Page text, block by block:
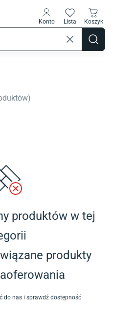
Konto Lista Koszyk
)
produktów w tej
produkty
do nas i sprawdź dostępność